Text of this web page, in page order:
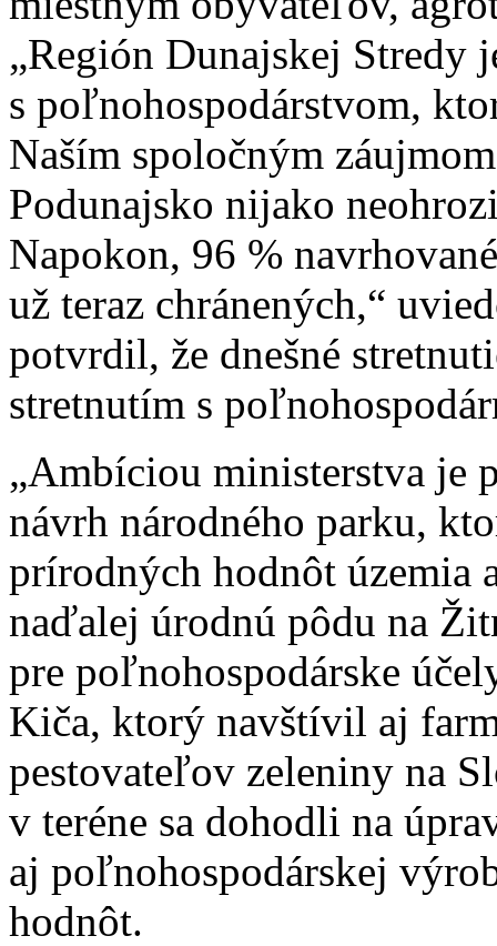
„Región Dunajskej Stredy
s poľnohospodárstvom,
Naším spoločným
Podunajsko nijako
Napokon, 96 %
už teraz chránených,“
potvrdil, že dnešné
stretnutím s
„Ambíciou ministerstva je
návrh národného parku,
prírodných hodnôt územia
naďalej úrodnú pôdu na
pre poľnohospodárske
Kiča, ktorý navštívil aj
pestovateľov zeleniny na
v teréne sa dohodli na
aj poľnohospodárskej
hodnôt.